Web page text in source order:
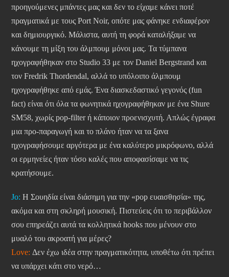
προηγούμενες μπάντες μας και δεν το είχαμε κάνει ποτέ
πραγματικά με τους Port Noir, οπότε μας φάνηκε ενδιαφέρον
και δημιουργικό. Μάλιστα, αυτή τη φορά καταλήξαμε να
κάνουμε τη μίξη του άλμπουμ μόνοι μας. Τα τύμπανα
ηχογραφήθηκαν στο Studio 33 με τον Daniel Bergstrand και
τον Fredrik Thordendal, αλλά το υπόλοιπο άλμπουμ
ηχογραφήθηκε από εμάς. Ένα διασκεδαστικό γεγονός (fun
fact) είναι ότι όλα τα φωνητικά ηχογραφήθηκαν με ένα Shure
SM58, χωρίς pop-filter ή κάποιον προενισχυτή. Απλώς έγραφα
μια προ-παραγωγή και το πλάνο ήταν να τα ξανα
ηχογραφήσουμε αργότερα με ένα καλύτερο μικρόφωνο, αλλά
οι ερμηνείες ήταν τόσο καλές που αποφασίσαμε να τις
κρατήσουμε.
Jo: Η Σουηδία είναι διάσημη για την «pop ευαισθησία» της,
ακόμα και στη σκληρή μουσική. Πιστεύεις ότι το περιβάλλον
σου επηρεάζει αυτά τα κολλητικά hooks που μένουν στο
μυαλό του ακροατή για μέρες?
Love: Δεν έχω ιδέα στην πραγματικότητα, υποθέτω ότι πρέπει
να υπάρχει κάτι στο νερό…